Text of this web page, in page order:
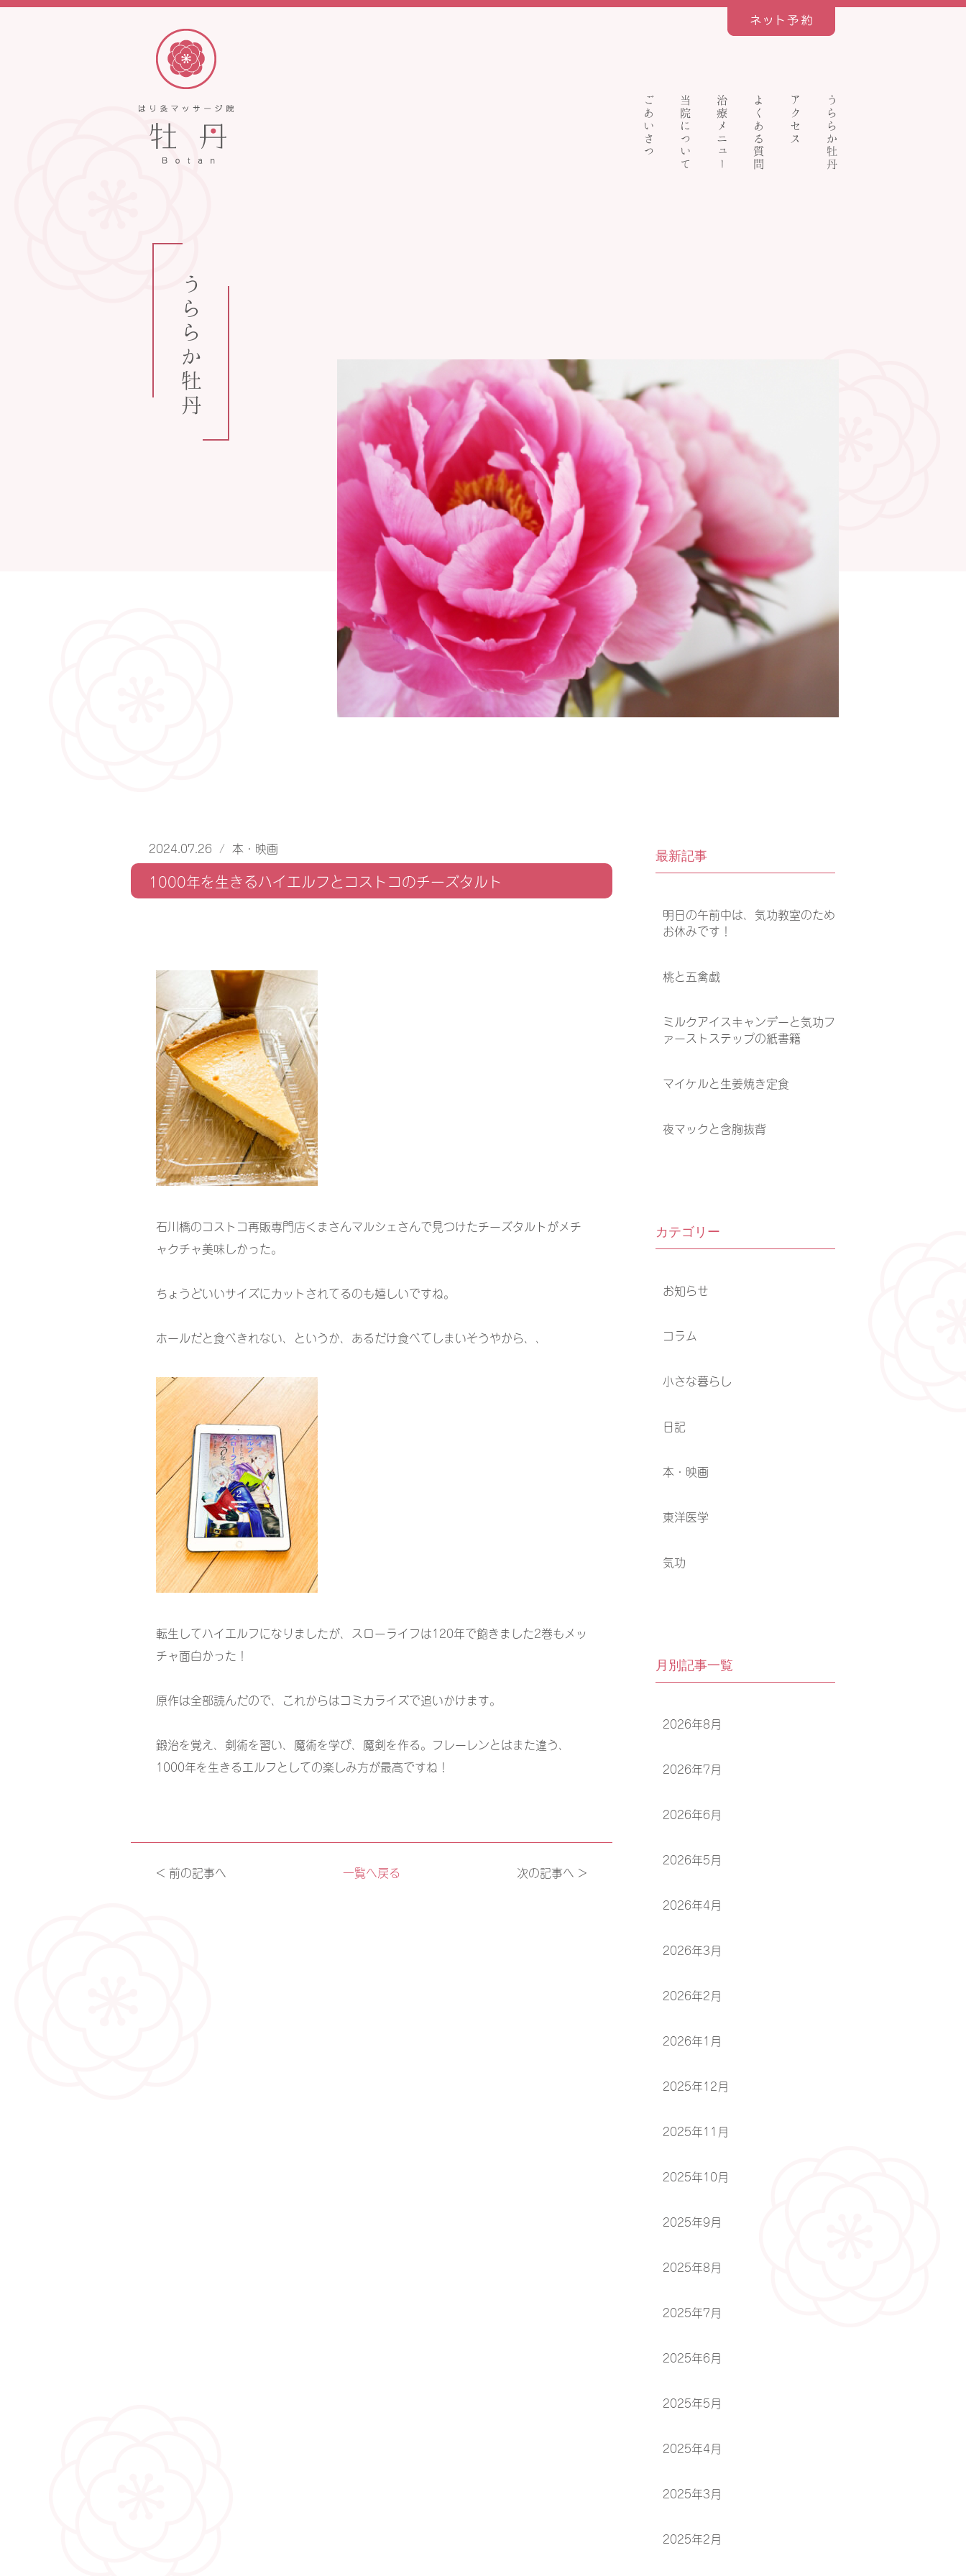
ごあいさつ 当院について 治療メニュー よくある質問 アクセス うららか牡丹
うららか牡丹
2024.07.26 / 本・映画
1000年を生きるハイエルフとコストコのチーズタルト
石川橋のコストコ再販専門店くまさんマルシェさんで見つけたチーズタルトがメチ
ャクチャ美味しかった。
ちょうどいいサイズにカットされてるのも嬉しいですね。
ホールだと食べきれない、というか、あるだけ食べてしまいそうやから、、
転生してハイエルフになりましたが、スローライフは120年で飽きました2巻もメッ
チャ面白かった！
原作は全部読んだので、これからはコミカライズで追いかけます。
鍛治を覚え、剣術を習い、魔術を学び、魔剣を作る。フレーレンとはまた違う、
1000年を生きるエルフとしての楽しみ方が最高ですね！
< 前の記事へ 一覧へ戻る 次の記事へ >
最新記事
明日の午前中は、気功教室のため
お休みです！
桃と五禽戯
ミルクアイスキャンデーと気功フ
ァーストステップの紙書籍
マイケルと生姜焼き定食
夜マックと含胸抜背
カテゴリー
お知らせ
コラム
小さな暮らし
日記
本・映画
東洋医学
気功
月別記事一覧
2026年8月
2026年7月
2026年6月
2026年5月
2026年4月
2026年3月
2026年2月
2026年1月
2025年12月
2025年11月
2025年10月
2025年9月
2025年8月
2025年7月
2025年6月
2025年5月
2025年4月
2025年3月
2025年2月